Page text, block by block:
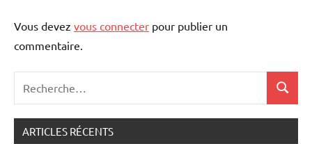
Vous devez vous connecter pour publier un
commentaire.
:
ARTICLES RÉCENTS